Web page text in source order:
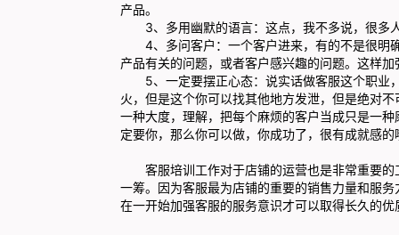
产品。
3、多用幽默的语言：这点，我不多说，很多
4、多问客户：一个客户进来，有的不是很明
产品有关的问题，或者客户感兴趣的问题。这样
5、一定要摆正心态：说实话做客服这个职业
火，但是这个你可以找其他地方发泄，但是绝对
一种大度，理解，把每个麻烦的客户当成只是一
定要你，那么你可以做，你成功了，很有成就感的
客服培训工作对于店铺的运营也是非常重要的
一筹。因为客服最为店铺的重要的销售力量和服
在一开始加强客服的服务意识才可以取得长久的